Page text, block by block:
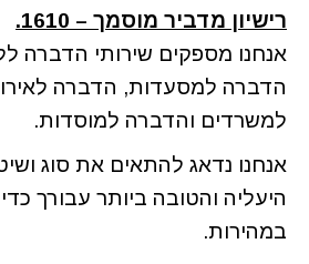
רישיון מדביר מוסמך – 1610.
אנחנו מספקים שירותי הדברה
הדברה למסעדות, הדברה
למשרדים והדברה למוסדות.
אנחנו נדאג להתאים את סוג
היעליה והטובה ביותר עבורך
במהירות.